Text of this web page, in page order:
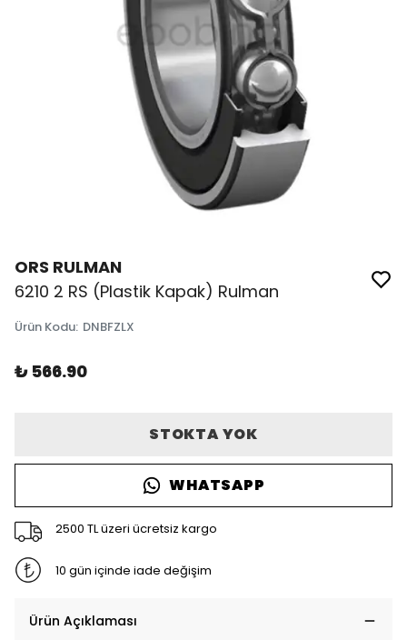
ORS RULMAN
6210 2 RS (Plastik Kapak) Rulman
Ürün Kodu: DNBFZLX
₺ 566.90
STOKTA YOK
WHATSAPP
2500 TL üzeri ücretsiz kargo
10 gün içinde iade değişim
Ürün Açıklaması